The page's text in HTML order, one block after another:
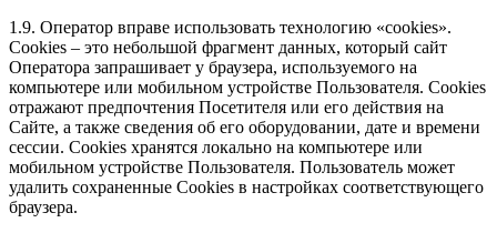
1.9. Оператор вправе использовать технологию «cookies».
Cookies – это небольшой фрагмент данных, который сайт
Оператора запрашивает у браузера, используемого на
компьютере или мобильном устройстве Пользователя. Cookies
отражают предпочтения Посетителя или его действия на
Сайте, а также сведения об его оборудовании, дате и времени
сессии. Сookies хранятся локально на компьютере или
мобильном устройстве Пользователя. Пользователь может
удалить сохраненные Сookies в настройках соответствующего
браузера.